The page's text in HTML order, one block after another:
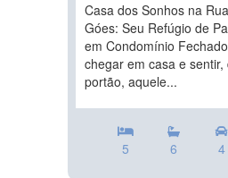
Casa dos Sonhos na
Góes: Seu Refúgio de
em Condomínio
chegar em casa e sentir,
portão, aquele...
5 6 4